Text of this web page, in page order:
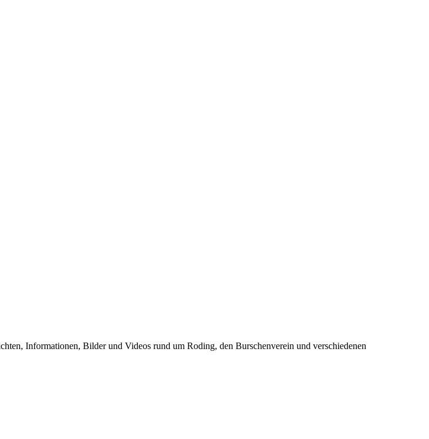
Informationen, Bilder und Videos rund um Roding, den Burschenverein und verschiedenen